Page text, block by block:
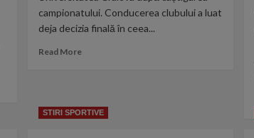
campionatului. Conducerea clubului a luat
deja decizia finală în ceea...
Read MoreRead
plecare
STIRI SPORTIVE